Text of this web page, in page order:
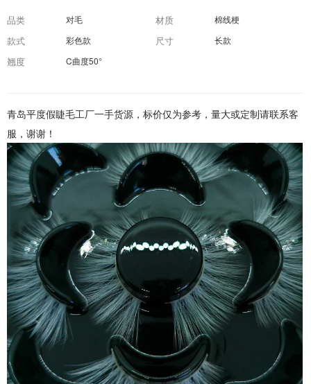
品类 对毛 材质 棉线梗
款式 彩色款 尺寸 长款
翘度 C曲度50°
青岛平度假睫毛工厂一手货源，标价仅为参考，量大或定制请联系客
服，谢谢！